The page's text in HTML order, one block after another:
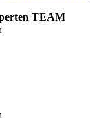
TEAM